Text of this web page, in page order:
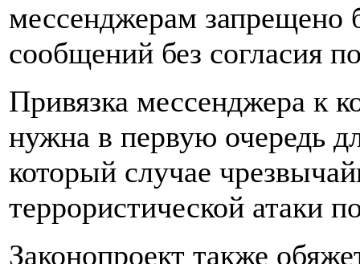
мессенджерам запрещено
сообщений без согласия
Привязка мессенджера к
нужна в первую очередь
который случае
террористической атаки
Законопроект также